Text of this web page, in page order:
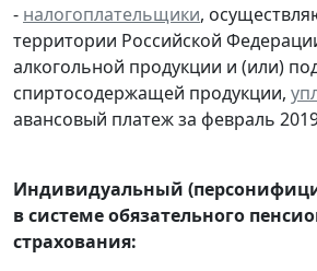
- налогоплательщики,
территории Российской
алкогольной продукции и (или)
спиртосодержащей продукции,
авансовый платеж за февраль
Индивидуальный
в системе обязательного
страхования: